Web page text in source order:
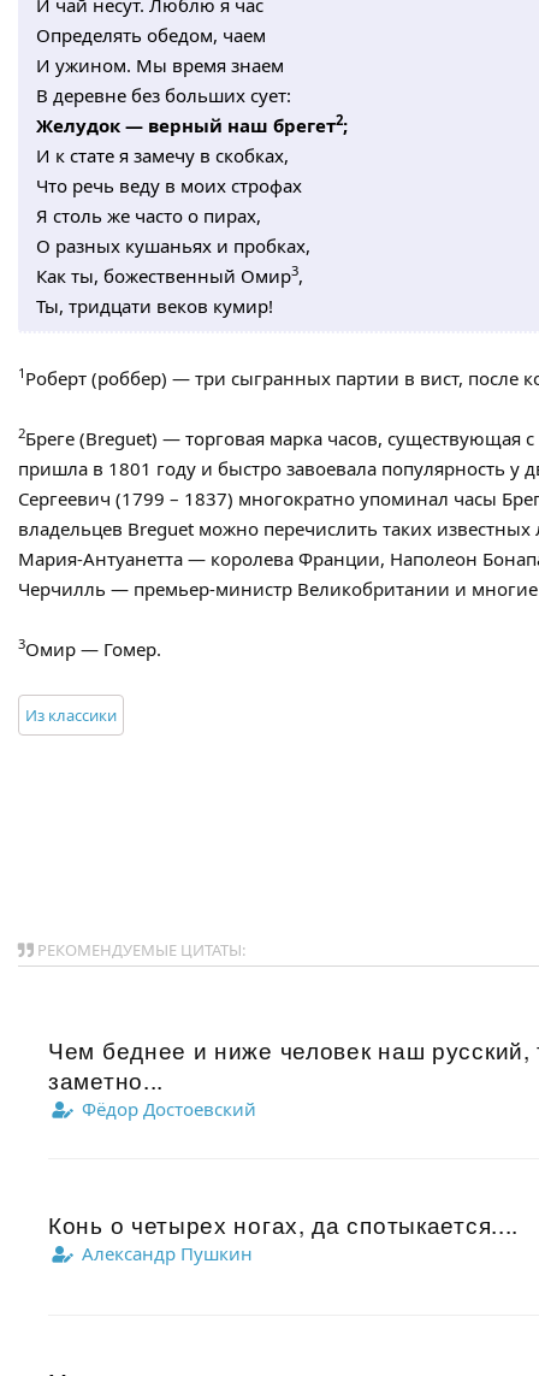
И чай несут. Люблю я час
Определять обедом, чаем
И ужином. Мы время знаем
В деревне без больших сует:
Желудок — верный наш брегет2;
И к стате я замечу в скобках,
Что речь веду в моих строфах
Я столь же часто о пирах,
О разных кушаньях и пробках,
Как ты, божественный Омир3,
Ты, тридцати веков кумир!
1 Роберт (роббер) — три сыгранных партии в вист, после
2Бреге (Breguet) — торговая марка часов, существующая
пришла в 1801 году и быстро завоевала популярность у
Сергеевич (1799 – 1837) многократно упоминал часы
владельцев Breguet можно перечислить таких
Мария-Антуанетта — королева Франции, Наполеон
Черчилль — премьер-министр Великобритании и многие
3Омир — Гомер.
Из классики
РЕКОМЕНДУЕМЫЕ ЦИТАТЫ:
Чем беднее и ниже человек наш
заметно...
Фёдор Достоевский
Конь о четырех ногах, да спотыкается....
Александр Пушкин